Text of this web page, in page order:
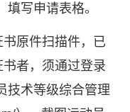
写申请表格。
原件扫描件，已
者，须通过登录
技术等级综合管理